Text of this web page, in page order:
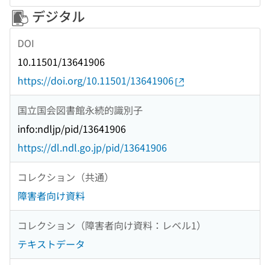
デジタル
DOI
10.11501/13641906
https://doi.org/10.11501/13641906
国立国会図書館永続的識別子
info:ndljp/pid/13641906
https://dl.ndl.go.jp/pid/13641906
コレクション（共通）
障害者向け資料
コレクション（障害者向け資料：レベル1）
テキストデータ